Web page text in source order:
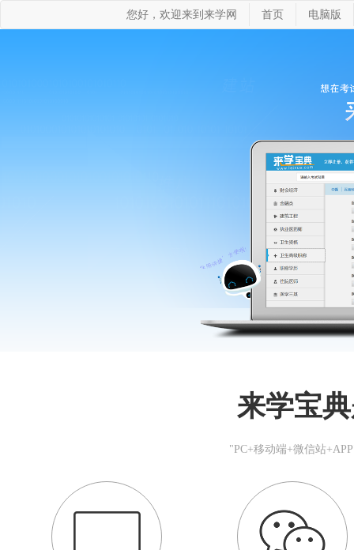
您好，欢迎来到来学网 首页 电脑版
来学宝
"PC+移动端+微信站